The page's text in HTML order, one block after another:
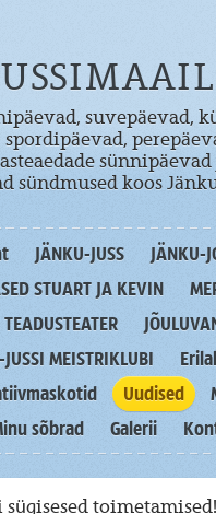
suvepäevad,
sündmused koos
JÄNKU-JUSS
JÄNKU-
STUART JA KEVIN
TEADUSTEATER
MEISTRIKLUBI
Uudised
sõbrad
Galerii
sügisesed